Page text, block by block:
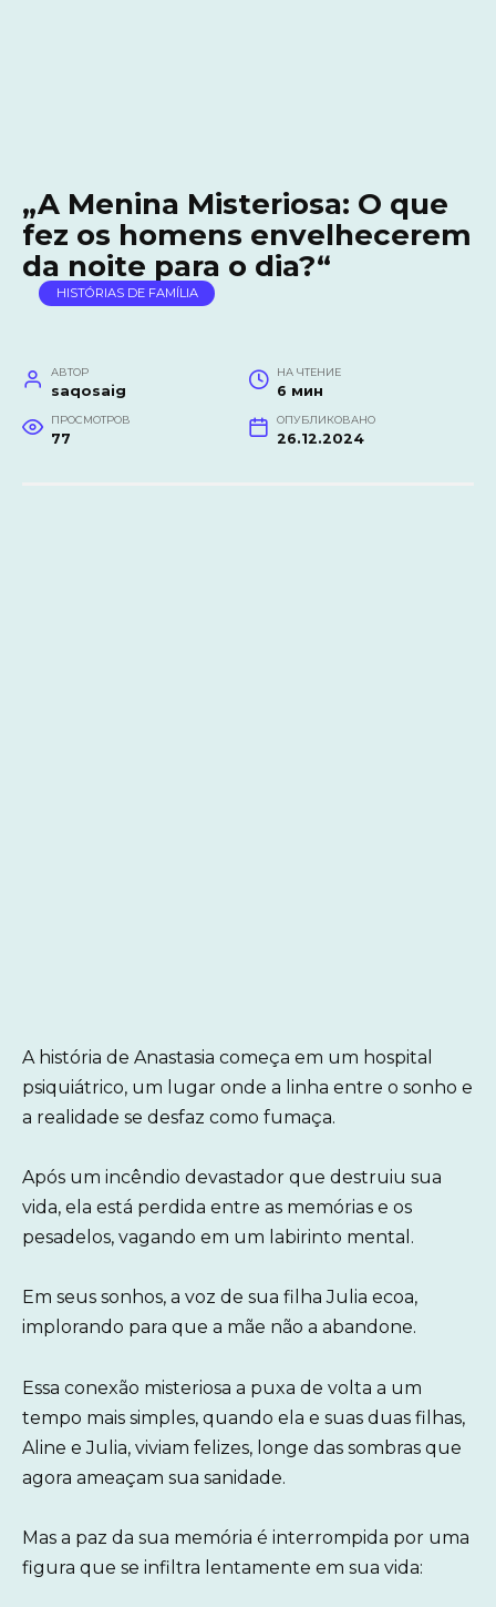
„A Menina Misteriosa: O que
fez os homens envelhecerem
da noite para o dia?“
HISTÓRIAS DE FAMÍLIA
АВТОР
saqosaig
НА ЧТЕНИЕ
6 мин
ПРОСМОТРОВ
77
ОПУБЛИКОВАНО
26.12.2024
A história de Anastasia começa em um hospital
psiquiátrico, um lugar onde a linha entre o sonho e
a realidade se desfaz como fumaça.
Após um incêndio devastador que destruiu sua
vida, ela está perdida entre as memórias e os
pesadelos, vagando em um labirinto mental.
Em seus sonhos, a voz de sua filha Julia ecoa,
implorando para que a mãe não a abandone.
Essa conexão misteriosa a puxa de volta a um
tempo mais simples, quando ela e suas duas filhas,
Aline e Julia, viviam felizes, longe das sombras que
agora ameaçam sua sanidade.
Mas a paz da sua memória é interrompida por uma
figura que se infiltra lentamente em sua vida: